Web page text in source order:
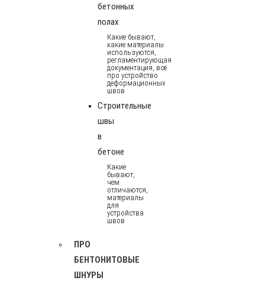
бетонных
полах
Какие бывают,
какие материалы
используются,
регламентирующая
документация, всё
про устройство
деформационных
швов
Строительные
швы
в
бетоне
Какие
бывают,
чем
отличаются,
материалы
для
устройства
швов
ПРО
БЕНТОНИТОВЫЕ
ШНУРЫ